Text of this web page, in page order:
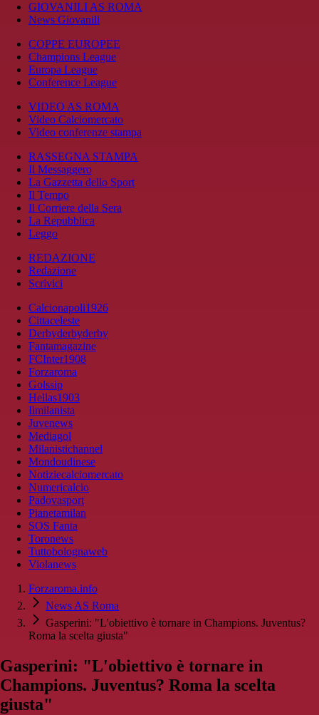
GIOVANILI AS ROMA
News Giovanili
COPPE EUROPEE
Champions League
Europa League
Conference League
VIDEO AS ROMA
Video Calciomercato
Video conferenze stampa
RASSEGNA STAMPA
Il Messaggero
La Gazzetta dello Sport
Il Tempo
Il Corriere della Sera
La Repubblica
Leggo
REDAZIONE
Redazione
Scrivici
Calcionapoli1926
Cittaceleste
Derbyderbyderby
Fantamagazine
FCInter1908
Forzaroma
Golssip
Hellas1903
Ilmilanista
Juvenews
Mediagol
Milanistichannel
Mondoudinese
Notiziecalciomercato
Numericalcio
Padovasport
Pianetamilan
SOS Fanta
Toronews
Tuttobolognaweb
Violanews
Forzaroma.info
News AS Roma
Gasperini: "L'obiettivo è tornare in Champions. Juventus?
Roma la scelta giusta"
Gasperini: "L'obiettivo è tornare in
Champions. Juventus? Roma la scelta
giusta"